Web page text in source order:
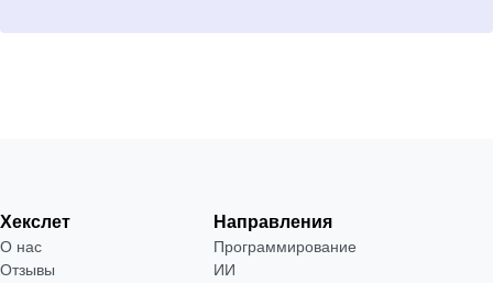
Хекслет
О нас
Отзывы
Направления
Программирование
ИИ